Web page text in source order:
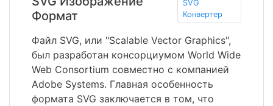
Формат
SVG
Конвертер
Файл SVG, или "Scalable Vector Graphics",
был разработан консорциумом World Wide
Web Consortium совместно с компанией
Adobe Systems. Главная особенность
формата SVG заключается в том, что